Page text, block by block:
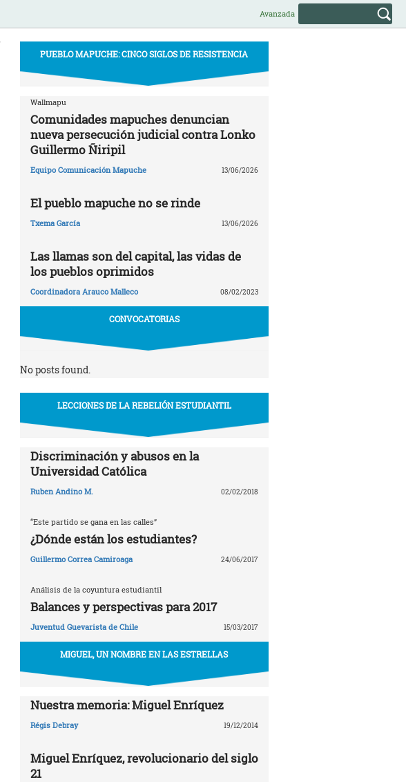
Avanzada
PUEBLO MAPUCHE: CINCO SIGLOS DE RESISTENCIA
Wallmapu
Comunidades mapuches denuncian
nueva persecución judicial contra Lonko
Guillermo Ñiripil
Equipo Comunicación Mapuche 13/06/2026
El pueblo mapuche no se rinde
Txema García 13/06/2026
Las llamas son del capital, las vidas de
los pueblos oprimidos
Coordinadora Arauco Malleco 08/02/2023
CONVOCATORIAS
No posts found.
LECCIONES DE LA REBELIÓN ESTUDIANTIL
Discriminación y abusos en la
Universidad Católica
Ruben Andino M. 02/02/2018
“Este partido se gana en las calles”
¿Dónde están los estudiantes?
Guillermo Correa Camiroaga 24/06/2017
Análisis de la coyuntura estudiantil
Balances y perspectivas para 2017
Juventud Guevarista de Chile 15/03/2017
MIGUEL, UN NOMBRE EN LAS ESTRELLAS
Nuestra memoria: Miguel Enríquez
Régis Debray 19/12/2014
Miguel Enríquez, revolucionario del siglo
21